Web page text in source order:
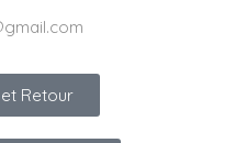
Retour